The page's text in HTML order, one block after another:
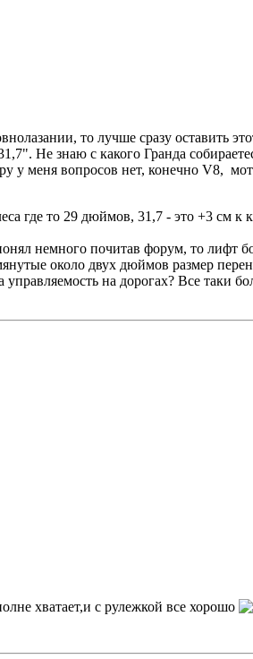
то лучше сразу оставить
Не знаю с какого Гранда
у меня вопросов нет, конечно V8,
где то 29 дюймов, 31,7 - это +3
немного почитав форум, то лифт
около двух дюймов размер
на дорогах? Все таки
хватает,и с рулежкой все хорошо